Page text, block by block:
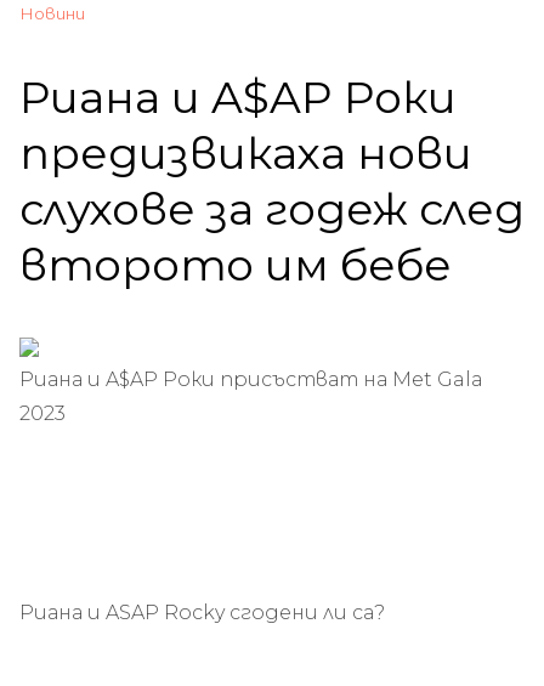
Новини
Риана и A$AP Роки
предизвикаха нови
слухове за годеж след
второто им бебе
Риана и A$AP Роки присъстват на Met Gala
2023
Риана и ASAP Rocky сгодени ли са?